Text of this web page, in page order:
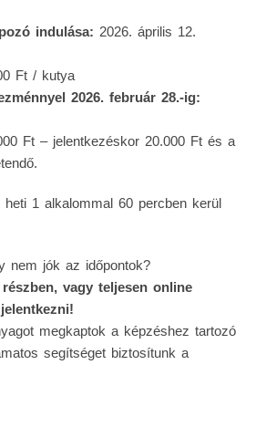
indulása: 2026. április 12.
Ft / kutya
2026. február 28.-ig:
Ft – jelentkezéskor 20.000 Ft és a
heti 1 alkalommal 60 percben kerül
nem jók az időpontok?
vagy teljesen online
megkaptok a képzéshez tartozó
segítséget biztosítunk a